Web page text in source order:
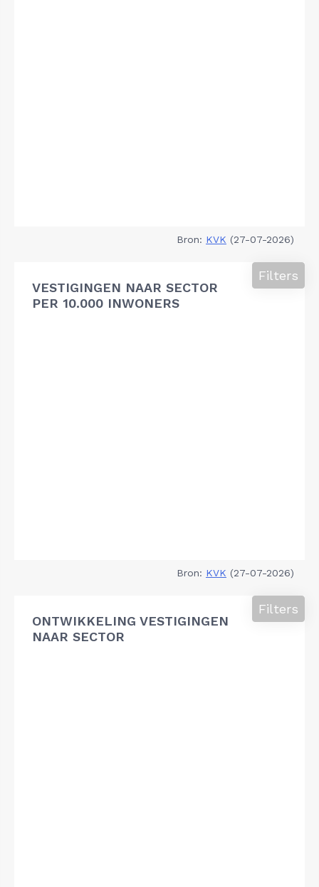
Bron: KVK (27-07-2026)
VESTIGINGEN NAAR SECTOR
PER 10.000 INWONERS
Filters
Bron: KVK (27-07-2026)
ONTWIKKELING VESTIGINGEN
NAAR SECTOR
Filters